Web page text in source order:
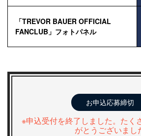
「TREVOR BAUER OFFICIAL
FANCLUB」フォトパネル
お申込応募締切
※申込受付を終了しました。たく
がとうございまし